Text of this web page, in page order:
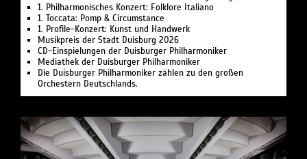
1. Philharmonisches Konzert: Folklore Italiano
1. Toccata: Pomp & Circumstance
1. Profile-Konzert: Kunst und Handwerk
Musikpreis der Stadt Duisburg 2026
CD-Einspielungen der Duisburger Philharmoniker
Mediathek der Duisburger Philharmoniker
Die Duisburger Philharmoniker zählen zu den großen
Orchestern Deutschlands.